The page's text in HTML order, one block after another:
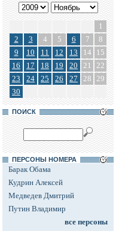
1
2
3 4 5 6 7
8
9
10 11 12 13 14
15
16
17 18 19 20 21
22
23
24 25 26 27 28 29
30
ПОИСК
ПЕРСОНЫ НОМЕРА
Барак Обама
Кудрин Алексей
Медведев Дмитрий
Путин Владимир
все персоны